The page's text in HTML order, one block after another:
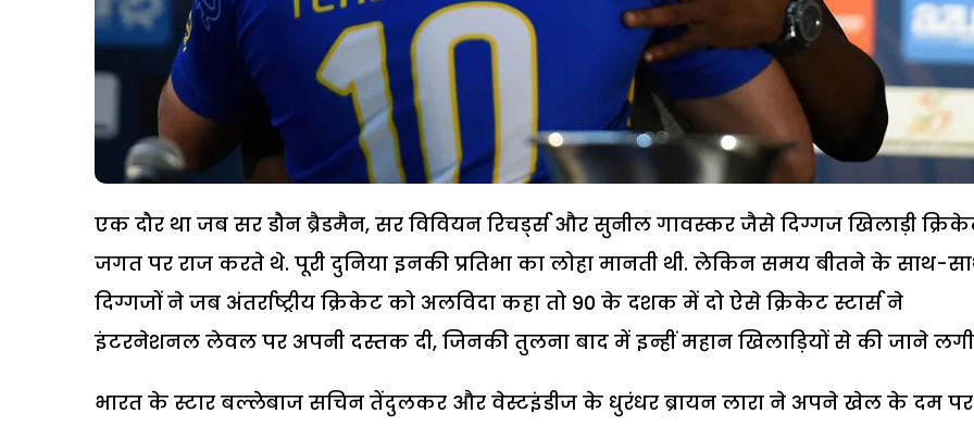
एक दौर था जब सर डौन ब्रैडमैन, सर विवियन रिचर्ड्स और सुनील गावस्कर जैसे दिग्गज खिलाड़ी
जगत पर राज करते थे. पूरी दुनिया इनकी प्रतिभा का लोहा मानती थी. लेकिन समय बीतने के साथ-
दिग्गजों ने जब अंतर्राष्ट्रीय क्रिकेट को अलविदा कहा तो 90 के दशक में दो ऐसे क्रिकेट स्टार्स ने
इंटरनेशनल लेवल पर अपनी दस्तक दी, जिनकी तुलना बाद में इन्हीं महान खिलाड़ियों से की जाने
भारत के स्टार बल्लेबाज सचिन तेंदुलकर और वेस्टइंडीज के धुरंधर ब्रायन लारा ने अपने खेल के दम पर